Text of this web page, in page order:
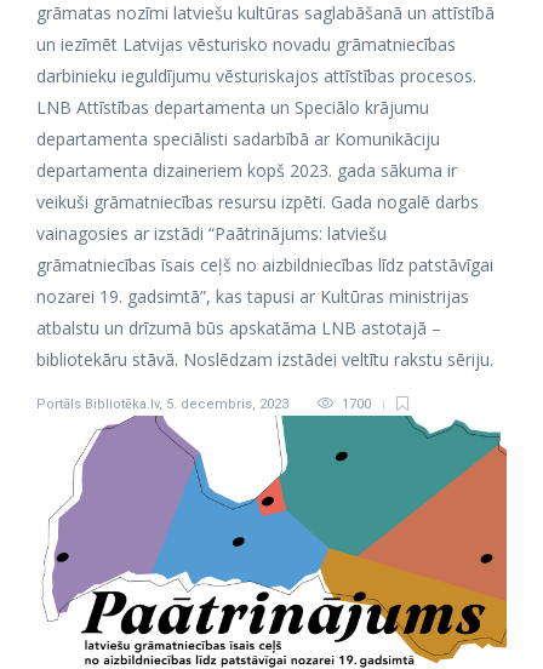
grāmatas nozīmi latviešu kultūras saglabāšanā un attīstībā
un iezīmēt Latvijas vēsturisko novadu grāmatniecības
darbinieku ieguldījumu vēsturiskajos attīstības procesos.
LNB Attīstības departamenta un Speciālo krājumu
departamenta speciālisti sadarbībā ar Komunikāciju
departamenta dizaineriem kopš 2023. gada sākuma ir
veikuši grāmatniecības resursu izpēti. Gada nogalē darbs
vainagosies ar izstādi “Paātrinājums: latviešu
grāmatniecības īsais ceļš no aizbildniecības līdz patstāvīgai
nozarei 19. gadsimtā”, kas tapusi ar Kultūras ministrijas
atbalstu un drīzumā būs apskatāma LNB astotajā –
bibliotekāru stāvā. Noslēdzam izstādei veltītu rakstu sēriju.
Portāls Bibliotēka.lv, 5. decembris, 2023 1700